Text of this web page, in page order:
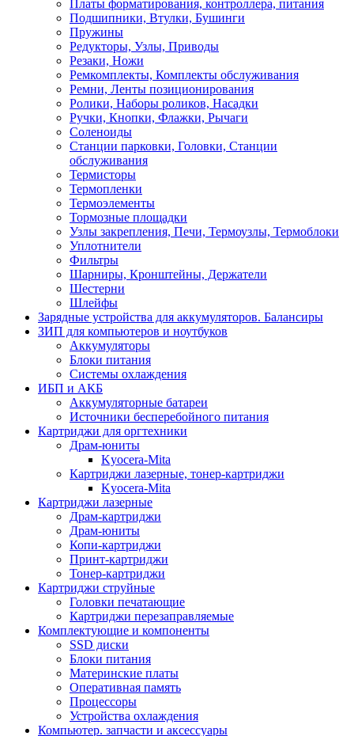
Платы форматирования, контроллера, питания
Подшипники, Втулки, Бушинги
Пружины
Редукторы, Узлы, Приводы
Резаки, Ножи
Ремкомплекты, Комплекты обслуживания
Ремни, Ленты позиционирования
Ролики, Наборы роликов, Насадки
Ручки, Кнопки, Флажки, Рычаги
Соленоиды
Станции парковки, Головки, Станции
обслуживания
Термисторы
Термопленки
Термоэлементы
Тормозные площадки
Узлы закрепления, Печи, Термоузлы, Термоблоки
Уплотнители
Фильтры
Шарниры, Кронштейны, Держатели
Шестерни
Шлейфы
Зарядные устройства для аккумуляторов. Балансиры
ЗИП для компьютеров и ноутбуков
Аккумуляторы
Блоки питания
Системы охлаждения
ИБП и АКБ
Аккумуляторные батареи
Источники бесперебойного питания
Картриджи для оргтехники
Драм-юниты
Kyocera-Mita
Картриджи лазерные, тонер-картриджи
Kyocera-Mita
Картриджи лазерные
Драм-картриджи
Драм-юниты
Копи-картриджи
Принт-картриджи
Тонер-картриджи
Картриджи струйные
Головки печатающие
Картриджи перезаправляемые
Комплектующие и компоненты
SSD диски
Блоки питания
Материнские платы
Оперативная память
Процессоры
Устройства охлаждения
Компьютер. запчасти и аксессуары